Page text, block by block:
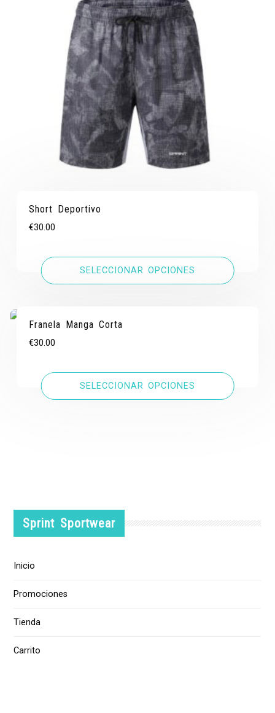
Short Deportivo
€30.00
SELECCIONAR OPCIONES
Franela Manga Corta
€30.00
SELECCIONAR OPCIONES
Sprint Sportwear
Inicio
Promociones
Tienda
Carrito